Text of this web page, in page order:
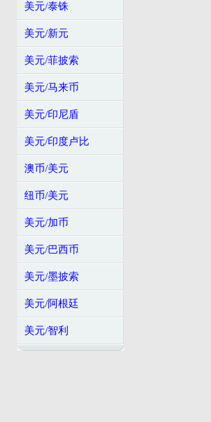
美元/泰铢
美元/新元
美元/菲披索
美元/马来币
美元/印尼盾
美元/印度卢比
澳币/美元
纽币/美元
美元/加币
美元/巴西币
美元/墨披索
美元/阿根廷
美元/智利